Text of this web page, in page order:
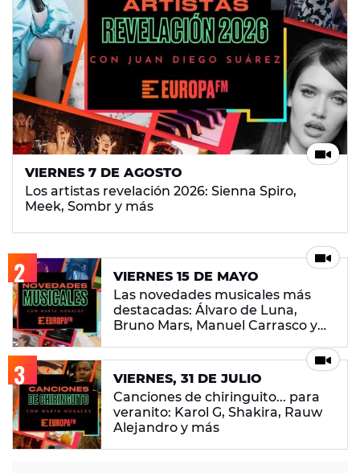
VIERNES 7 DE AGOSTO
Los artistas revelación 2026: Sienna Spiro,
Meek, Sombr y más
VIERNES 15 DE MAYO
Las novedades musicales más
destacadas: Álvaro de Luna,
Bruno Mars, Manuel Carrasco y
VIERNES, 31 DE JULIO
Canciones de chiringuito... para
veranito: Karol G, Shakira, Rauw
Alejandro y más